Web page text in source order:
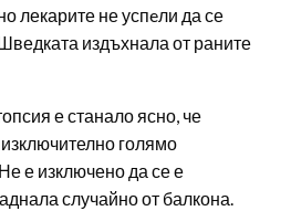
лекарите не успeли да се
издъхнала от раните
е станало ясно, че
голямо
е изключено да се е
случайно от балкона.